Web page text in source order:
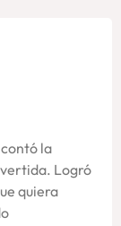
la
Logró
quiera